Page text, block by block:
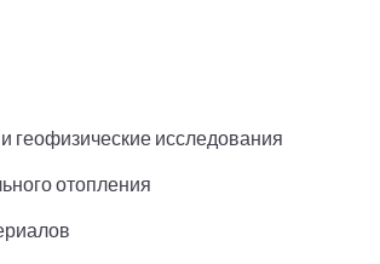
геофизические исследования
отопления